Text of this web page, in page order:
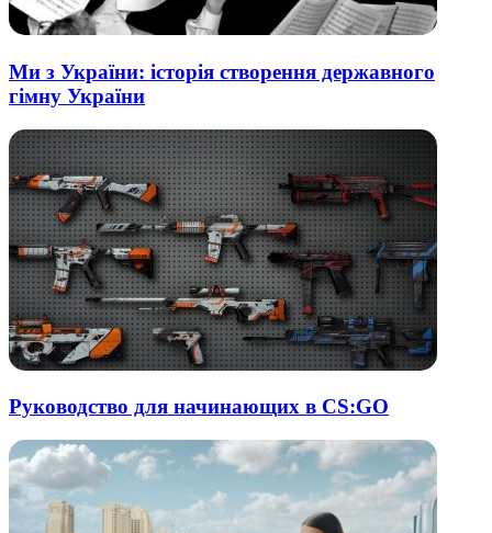
Ми з України: історія створення державного
гімну України
Руководство для начинающих в CS:GO